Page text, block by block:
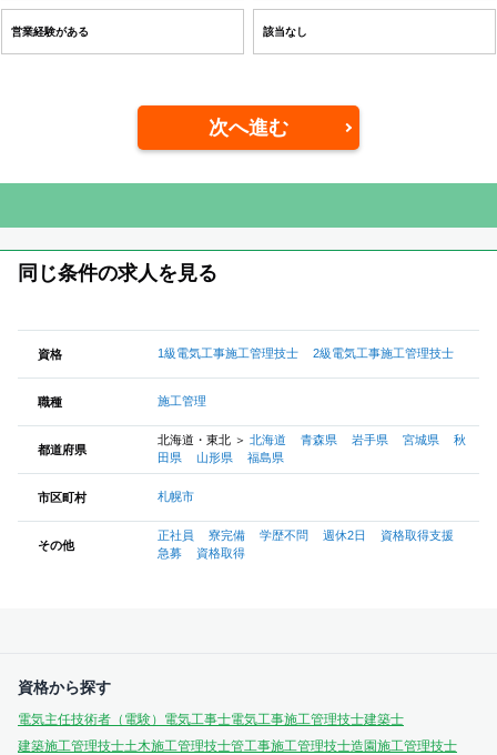
営業経験がある 該当なし
次へ進む
同じ条件の求人を見る
資格 1級電気工事施工管理技士 2級電気工事施工管理技士
職種 施工管理
都道府県
北海道・東北 ＞ 北海道 青森県 岩手県 宮城県
秋
田県
山形県 福島県
市区町村 札幌市
その他
正社員 寮完備 学歴不問 週休2日
資格取得支援
急募
資格取得
資格から探す
電気主任技術者（電験） 電気工事士電気工事施工管理技士建築士
建築施工管理技士土木施工管理技士管工事施工管理技士造園施工管理技士